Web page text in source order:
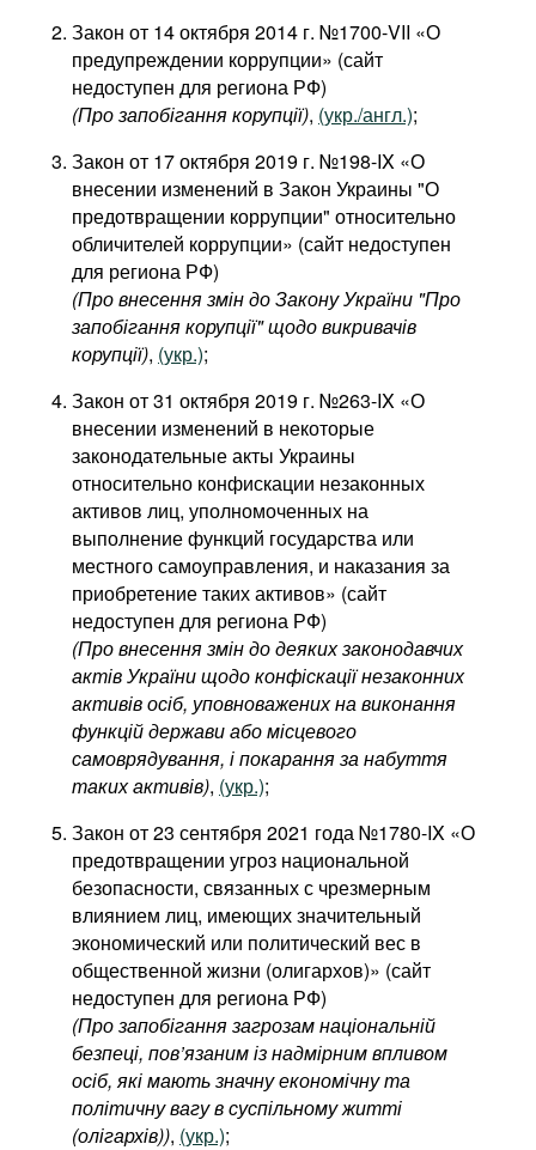
Закон от 14 октября 2014 г. №1700-VII «О
предупреждении коррупции» (сайт
недоступен для региона РФ)
(Про запобігання корупції), (укр./англ.);
Закон от 17 октября 2019 г. №198-IX «О
внесении изменений в Закон Украины "О
предотвращении коррупции" относительно
обличителей коррупции» (сайт недоступен
для региона РФ)
(Про внесення змін до Закону України "Про
запобігання корупції" щодо викривачів
корупції), (укр.);
Закон от 31 октября 2019 г. №263-IX «О
внесении изменений в некоторые
законодательные акты Украины
относительно конфискации незаконных
активов лиц, уполномоченных на
выполнение функций государства или
местного самоуправления, и наказания за
приобретение таких активов» (сайт
недоступен для региона РФ)
(Про внесення змін до деяких законодавчих
актів України щодо конфіскації незаконних
активів осіб, уповноважених на виконання
функцій держави або місцевого
самоврядування, і покарання за набуття
таких активів), (укр.);
Закон от 23 сентября 2021 года №1780-IX «О
предотвращении угроз национальной
безопасности, связанных с чрезмерным
влиянием лиц, имеющих значительный
экономический или политический вес в
общественной жизни (олигархов)» (сайт
недоступен для региона РФ)
(Про запобігання загрозам національній
безпеці, пов’язаним із надмірним впливом
осіб, які мають значну економічну та
політичну вагу в суспільному житті
(олігархів)), (укр.);